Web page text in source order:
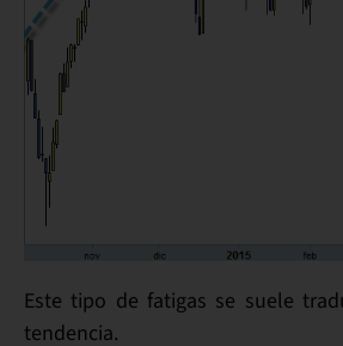
Este tipo de fatigas se suele
tendencia.